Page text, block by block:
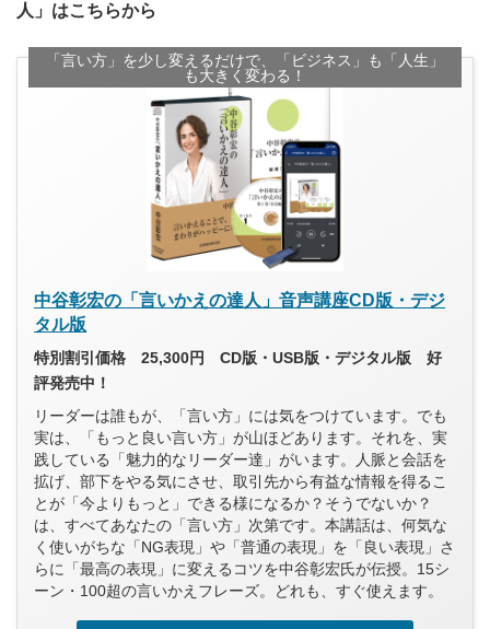
人」はこちらから
「言い方」を少し変えるだけで、「ビジネス」も「人生」
も大きく変わる！
中谷彰宏の「言いかえの達人」音声講座CD版・デジ
タル版
特別割引価格 25,300円 CD版・USB版・デジタル版 好
評発売中！
リーダーは誰もが、「言い方」には気をつけています。でも
実は、「もっと良い言い方」が山ほどあります。それを、実
践している「魅力的なリーダー達」がいます。人脈と会話を
拡げ、部下をやる気にさせ、取引先から有益な情報を得るこ
とが「今よりもっと」できる様になるか？そうでないか？
は、すべてあなたの「言い方」次第です。本講話は、何気な
く使いがちな「NG表現」や「普通の表現」を「良い表現」さ
らに「最高の表現」に変えるコツを中谷彰宏氏が伝授。15シ
ーン・100超の言いかえフレーズ。どれも、すぐ使えます。